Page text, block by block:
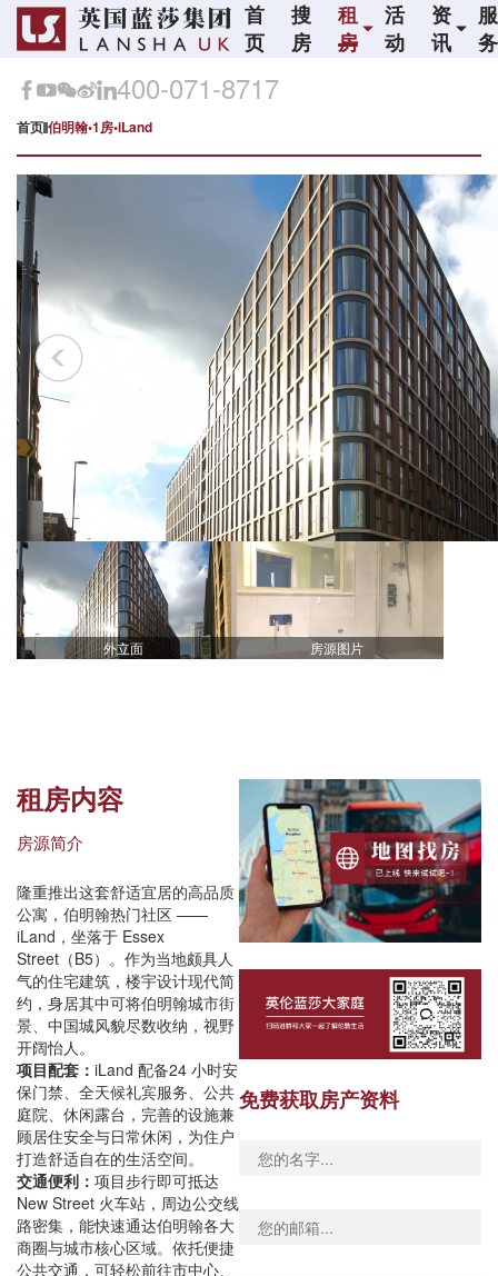
首
页
搜
房
租
房
活
动
资
讯
服
务
400-071-8717
首页 伯明翰•1房•iLand
外立面 房源图片
租房内容
房源简介
隆重推出这套舒适宜居的高品质
公寓，伯明翰热门社区 ——
iLand，坐落于 Essex
Street（B5）。作为当地颇具人
气的住宅建筑，楼宇设计现代简
约，身居其中可将伯明翰城市街
景、中国城风貌尽数收纳，视野
开阔怡人。
项目配套： iLand 配备24 小时安
保门禁、全天候礼宾服务、公共
庭院、休闲露台，完善的设施兼
顾居住安全与日常休闲，为住户
打造舒适自在的生活空间。
交通便利： 项目步行即可抵达
New Street 火车站，周边公交线
路密集，能快速通达伯明翰各大
商圈与城市核心区域。依托便捷
公共交通，可轻松前往市中心、
免费获取房产资料